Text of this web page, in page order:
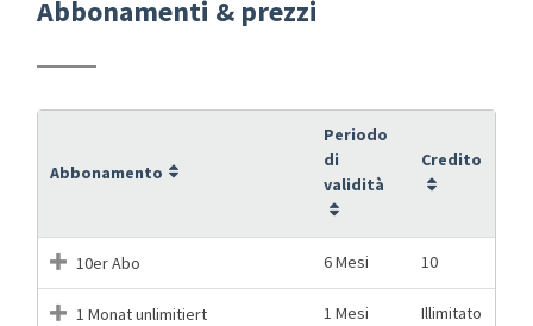
Abbonamenti & prezzi
Abbonamento
Periodo
di
validità
Credito
10er Abo 6 Mesi 10
1 Monat unlimitiert 1 Mesi Illimitato